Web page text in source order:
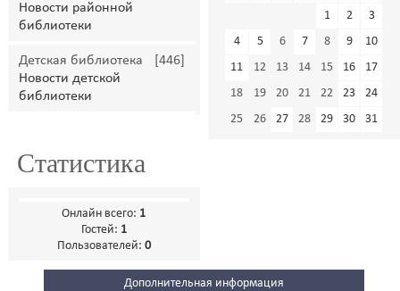
Новости районной
библиотеки
Детская библиотека
[446]
Новости детской
библиотеки
1
2
3
4
5 6 7 8 9
10
11
12 13 14 15 16
17
18
19 20 21 22 23
24
25
26 27 28 29 30 31
Статистика
Онлайн всего: 1
Гостей: 1
Пользователей: 0
Дополнительная информация